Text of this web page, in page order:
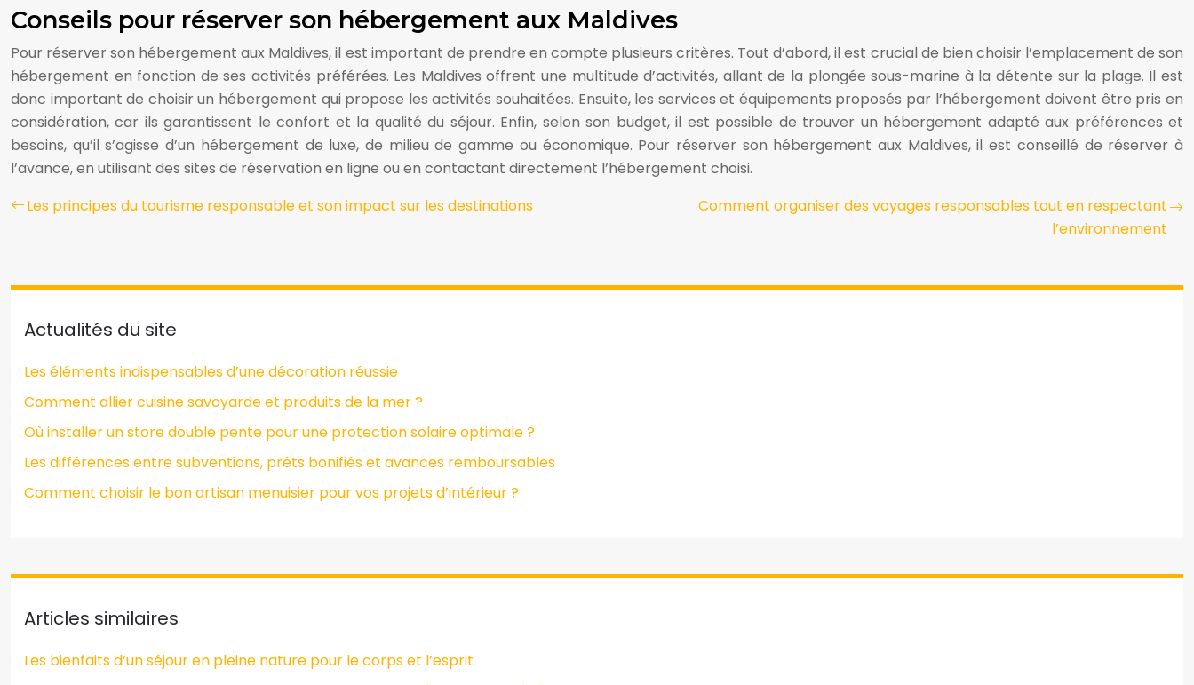
Conseils pour réserver son hébergement aux Maldives
Pour réserver son hébergement aux Maldives, il est important de prendre en compte plusieurs critères. Tout d’abord, il est crucial de bien choisir l’emplacement de son
hébergement en fonction de ses activités préférées. Les Maldives offrent une multitude d’activités, allant de la plongée sous-marine à la détente sur la plage. Il est
donc important de choisir un hébergement qui propose les activités souhaitées. Ensuite, les services et équipements proposés par l’hébergement doivent être pris en
considération, car ils garantissent le confort et la qualité du séjour. Enfin, selon son budget, il est possible de trouver un hébergement adapté aux préférences et
besoins, qu’il s’agisse d’un hébergement de luxe, de milieu de gamme ou économique. Pour réserver son hébergement aux Maldives, il est conseillé de réserver à
l’avance, en utilisant des sites de réservation en ligne ou en contactant directement l’hébergement choisi.
Les principes du tourisme responsable et son impact sur les destinations
Comment organiser des voyages responsables tout en respectant
l’environnement
Actualités du site
Les éléments indispensables d’une décoration réussie
Comment allier cuisine savoyarde et produits de la mer ?
Où installer un store double pente pour une protection solaire optimale ?
Les différences entre subventions, prêts bonifiés et avances remboursables
Comment choisir le bon artisan menuisier pour vos projets d’intérieur ?
Articles similaires
Les bienfaits d’un séjour en pleine nature pour le corps et l’esprit